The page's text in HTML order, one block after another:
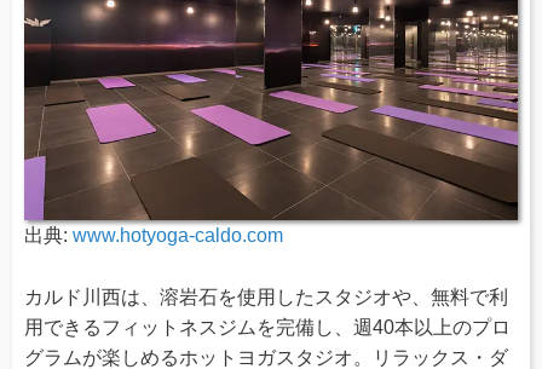
出典: www.hotyoga-caldo.com
カルド川西は、溶岩石を使用したスタジオや、無料で利
用できるフィットネスジムを完備し、週40本以上のプロ
グラムが楽しめるホットヨガスタジオ。リラックス・ダ